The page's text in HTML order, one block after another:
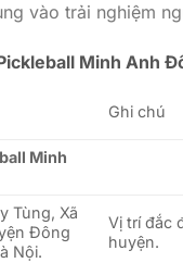
vào trải nghiệm
Minh Anh
Ghi chú
Minh
Tùng, Xã
Đông
Nội.
Vị trí đắc
huyện.